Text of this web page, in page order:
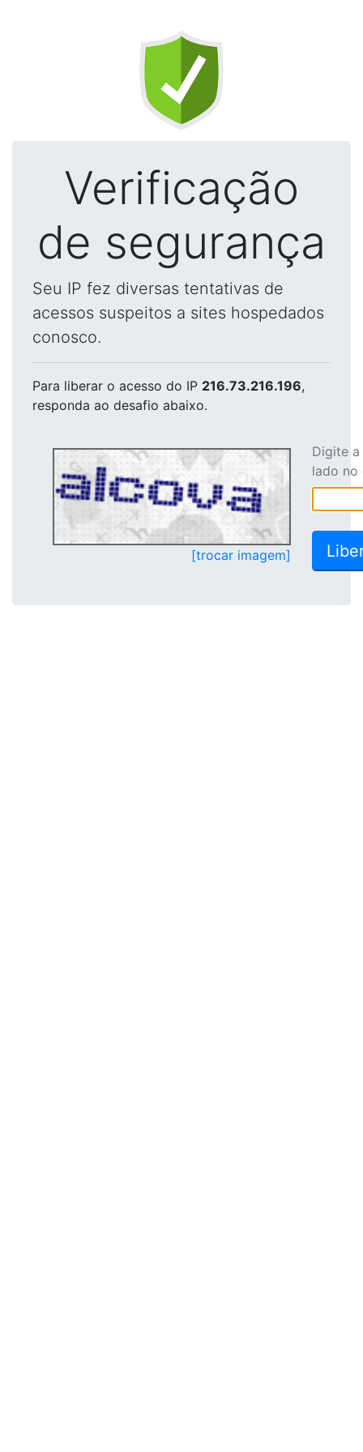
Verificação
de segurança
Seu IP fez diversas tentativas de
acessos suspeitos a sites hospedados
conosco.
Para liberar o acesso do IP 216.73.216.196,
responda ao desafio abaixo.
[trocar imagem]
Digite
lado no